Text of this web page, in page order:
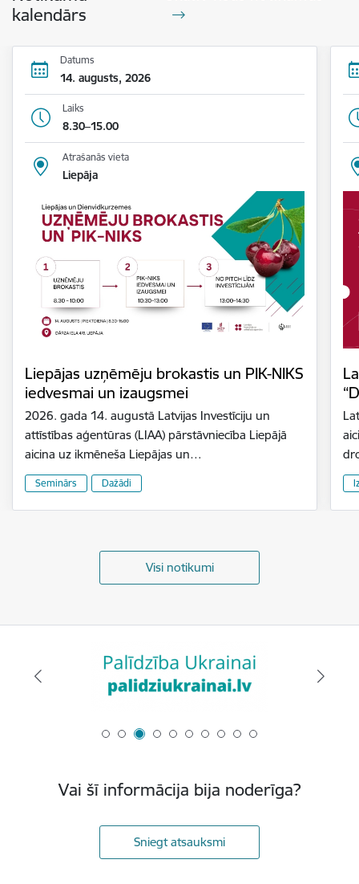
kalendārs
Datums
14. augusts, 2026
Laiks
8.30–15.00
Atrašanās vieta
Liepāja
Liepājas uzņēmēju brokastis un PIK-NIKS
iedvesmai un izaugsmei
2026. gada 14. augustā Latvijas Investīciju un
attīstības aģentūras (LIAA) pārstāvniecība Liepājā
aicina uz ikmēneša Liepājas un…
Seminārs Dažādi
Visi notikumi
Vai šī informācija bija noderīga?
Sniegt atsauksmi